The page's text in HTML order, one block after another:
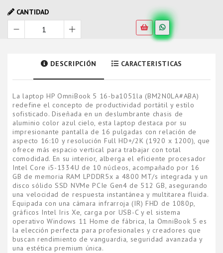
CANTIDAD
DESCRIPCIÓN CARACTERISTICAS
La laptop HP OmniBook 5 16-ba1051la (BM2N0LA#ABA)
redefine el concepto de productividad portátil y estilo
sofisticado. Diseñada en un deslumbrante chasis de
aluminio color azul cielo, esta laptop destaca por su
impresionante pantalla de 16 pulgadas con relación de
aspecto 16:10 y resolución Full HD+/2K (1920 x 1200), que
ofrece más espacio vertical para trabajar con total
comodidad. En su interior, alberga el eficiente procesador
Intel Core i5-1334U de 10 núcleos, acompañado por 16
GB de memoria RAM LPDDR5x a 4800 MT/s integrada y un
disco sólido SSD NVMe PCIe Gen4 de 512 GB, asegurando
una velocidad de respuesta instantánea y multitarea fluida.
Equipada con una cámara infrarroja (IR) FHD de 1080p,
gráficos Intel Iris Xe, carga por USB-C y el sistema
operativo Windows 11 Home de fábrica, la OmniBook 5 es
la elección perfecta para profesionales y creadores que
buscan rendimiento de vanguardia, seguridad avanzada y
una estética premium única.